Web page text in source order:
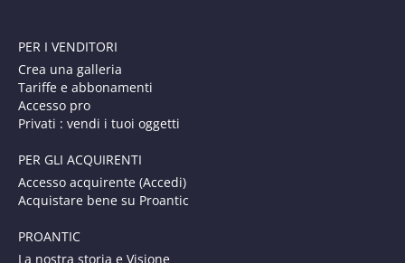
PER I VENDITORI
Crea una galleria
Tariffe e abbonamenti
Accesso pro
Privati : vendi i tuoi oggetti
PER GLI ACQUIRENTI
Accesso acquirente (Accedi)
Acquistare bene su Proantic
PROANTIC
La nostra storia e Visione